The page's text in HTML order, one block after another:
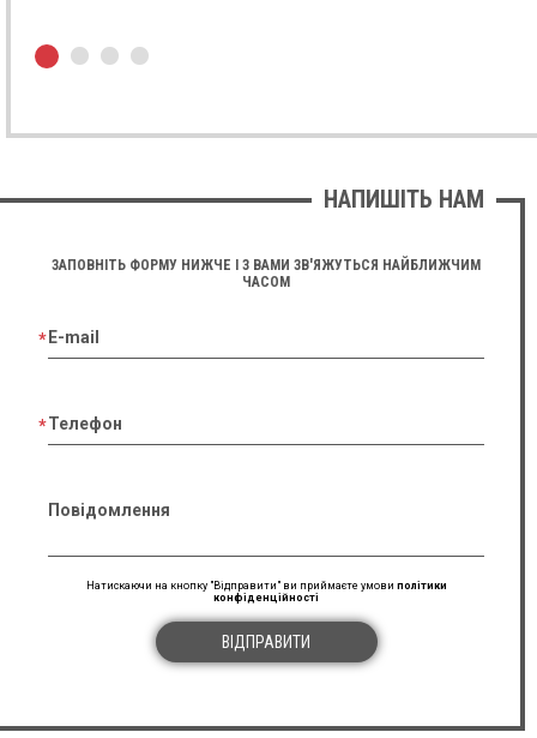
НАПИШІТЬ НАМ
ЗАПОВНІТЬ ФОРМУ НИЖЧЕ І З ВАМИ ЗВ'ЯЖУТЬСЯ НАЙБЛИЖЧИМ
ЧАСОМ
E-mail
Телефон
Повідомлення
Натискаючи на кнопку "Відправити" ви приймаєте умови політики
конфіденційності
ВІДПРАВИТИ